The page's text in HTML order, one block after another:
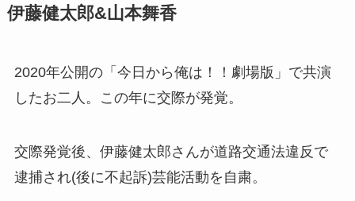
伊藤健太郎&山本舞香
2020年公開の「今日から俺は！！劇場版」で共演
したお二人。この年に交際が発覚。
交際発覚後、伊藤健太郎さんが道路交通法違反で
逮捕され(後に不起訴)芸能活動を自粛。